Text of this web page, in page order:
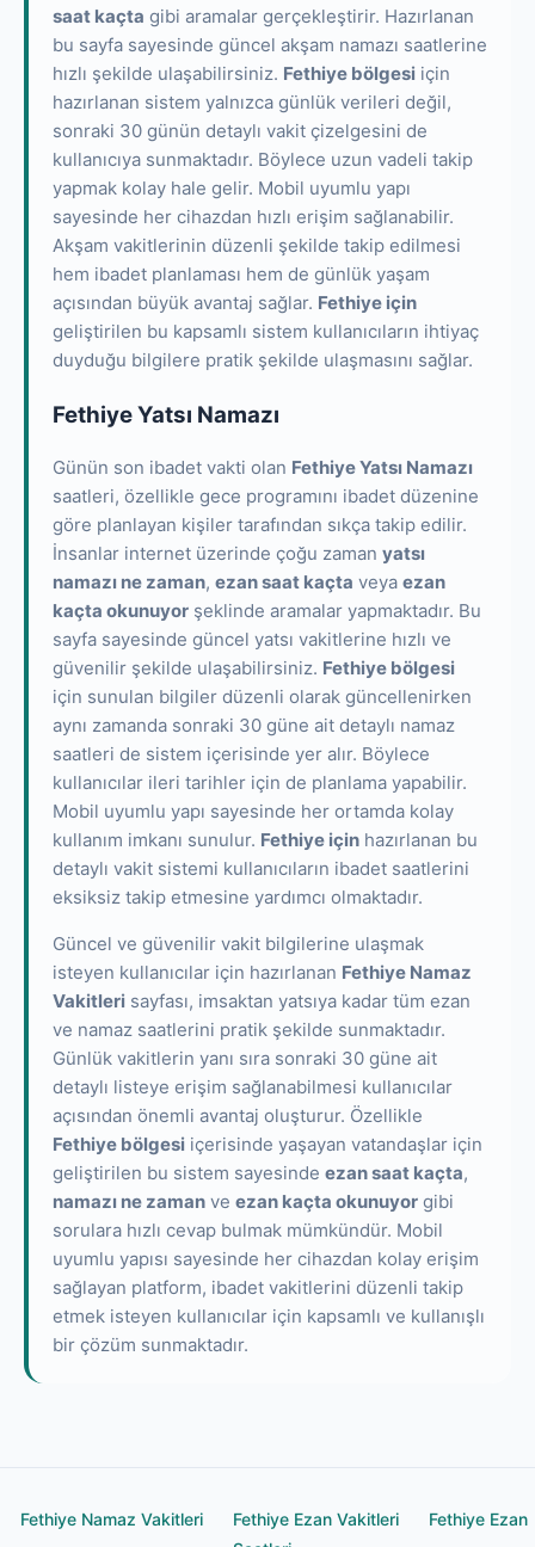
saat kaçta gibi aramalar gerçekleştirir. Hazırlanan
bu sayfa sayesinde güncel akşam namazı saatlerine
hızlı şekilde ulaşabilirsiniz. Fethiye bölgesi için
hazırlanan sistem yalnızca günlük verileri değil,
sonraki 30 günün detaylı vakit çizelgesini de
kullanıcıya sunmaktadır. Böylece uzun vadeli takip
yapmak kolay hale gelir. Mobil uyumlu yapı
sayesinde her cihazdan hızlı erişim sağlanabilir.
Akşam vakitlerinin düzenli şekilde takip edilmesi
hem ibadet planlaması hem de günlük yaşam
açısından büyük avantaj sağlar. Fethiye için
geliştirilen bu kapsamlı sistem kullanıcıların ihtiyaç
duyduğu bilgilere pratik şekilde ulaşmasını sağlar.
Fethiye Yatsı Namazı
Günün son ibadet vakti olan Fethiye Yatsı Namazı
saatleri, özellikle gece programını ibadet düzenine
göre planlayan kişiler tarafından sıkça takip edilir.
İnsanlar internet üzerinde çoğu zaman yatsı
namazı ne zaman, ezan saat kaçta veya ezan
kaçta okunuyor şeklinde aramalar yapmaktadır. Bu
sayfa sayesinde güncel yatsı vakitlerine hızlı ve
güvenilir şekilde ulaşabilirsiniz. Fethiye bölgesi
için sunulan bilgiler düzenli olarak güncellenirken
aynı zamanda sonraki 30 güne ait detaylı namaz
saatleri de sistem içerisinde yer alır. Böylece
kullanıcılar ileri tarihler için de planlama yapabilir.
Mobil uyumlu yapı sayesinde her ortamda kolay
kullanım imkanı sunulur. Fethiye için hazırlanan bu
detaylı vakit sistemi kullanıcıların ibadet saatlerini
eksiksiz takip etmesine yardımcı olmaktadır.
Güncel ve güvenilir vakit bilgilerine ulaşmak
isteyen kullanıcılar için hazırlanan Fethiye Namaz
Vakitleri sayfası, imsaktan yatsıya kadar tüm ezan
ve namaz saatlerini pratik şekilde sunmaktadır.
Günlük vakitlerin yanı sıra sonraki 30 güne ait
detaylı listeye erişim sağlanabilmesi kullanıcılar
açısından önemli avantaj oluşturur. Özellikle
Fethiye bölgesi içerisinde yaşayan vatandaşlar için
geliştirilen bu sistem sayesinde ezan saat kaçta,
namazı ne zaman ve ezan kaçta okunuyor gibi
sorulara hızlı cevap bulmak mümkündür. Mobil
uyumlu yapısı sayesinde her cihazdan kolay erişim
sağlayan platform, ibadet vakitlerini düzenli takip
etmek isteyen kullanıcılar için kapsamlı ve kullanışlı
bir çözüm sunmaktadır.
Fethiye Namaz Vakitleri Fethiye Ezan Vakitleri
Fethiye Ezan